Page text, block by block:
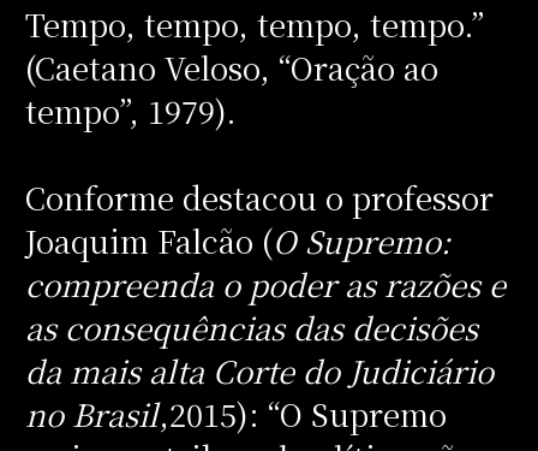
Tempo, tempo, tempo, tempo.”
(Caetano Veloso, “Oração ao
tempo”, 1979).
Conforme destacou o professor
Joaquim Falcão (O Supremo:
compreenda o poder as razões e
as consequências das decisões
da mais alta Corte do Judiciário
no Brasil,2015): “O Supremo